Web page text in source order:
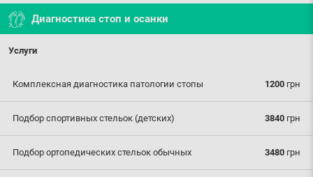
Диагностика стоп и осанки
Услуги
1200 грн
Комплексная диагностика патологии стопы
3840 грн
Подбор спортивных стельок (детских)
3480 грн
Подбор ортопедических стельок обычных